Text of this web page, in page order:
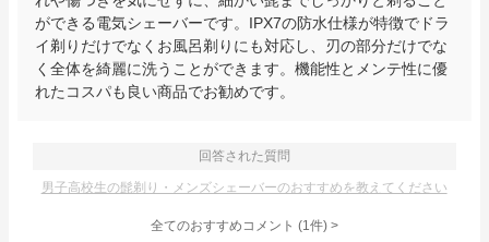
ができる電気シェーバーです。IPX7の防水仕様が特徴でドラ
イ剃りだけでなくお風呂剃りにも対応し、刃の部分だけでな
く全体を綺麗に洗うことができます。機能性とメンテ性に優
れたコスパも良い商品でお勧めです。
回答された質問
男子高校生の髭剃り・メンズシェーバーのおすすめを教えてください
全てのおすすめコメント (1件) >